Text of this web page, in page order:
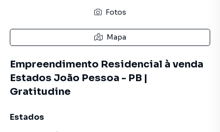
Fotos
Mapa
Empreendimento Residencial à venda
Estados João Pessoa - PB |
Gratitudine
Estados